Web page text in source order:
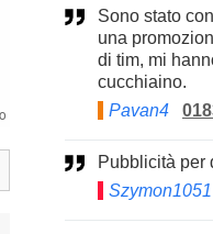
Sono stato contattato l'altro ieri per
una
di tim, mi
cucchiaino.
Pavan4
Pubblicità
Szymon1051